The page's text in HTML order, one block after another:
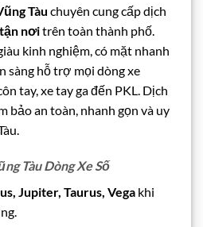
Tàu chuyên cung cấp dịch
nơitrên toàn thành phố.
kinh nghiệm, có mặt nhanh
sàng hỗ trợ mọi dòng xe
tay, xe tay ga đến PKL. Dịch
bảo an toàn, nhanh gọn và uy
Tàu Dòng Xe Số
Jupiter, Taurus, Vegakhi